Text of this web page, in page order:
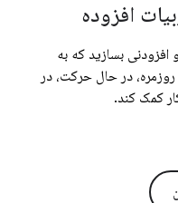
افزوده
بسازید که به
روزمره، در حال حرکت، در
کمک کند.